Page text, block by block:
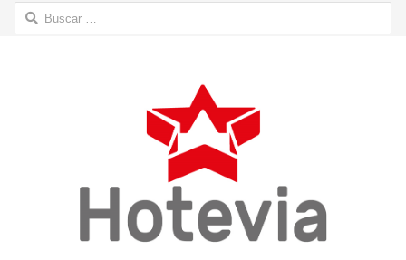
Buscar: